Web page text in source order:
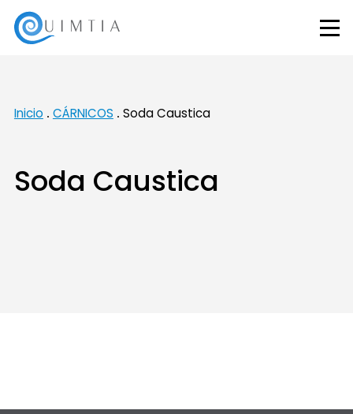
Inicio CÁRNICOS Soda Caustica
Soda Caustica